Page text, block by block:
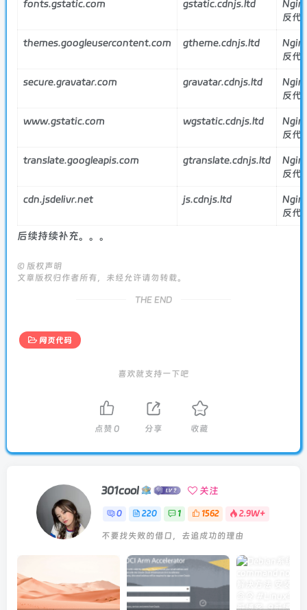
fonts.gstatic.com gstatic.cdnjs.ltd
反代
themes.googleusercontent.com gtheme.cdnjs.ltd
反代
secure.gravatar.com gravatar.cdnjs.ltd
反代
www.gstatic.com wgstatic.cdnjs.ltd
反代
translate.googleapis.com gtranslate.cdnjs.ltd
反代
cdn.jsdelivr.net js.cdnjs.ltd
反代
后续持续补充。。。
© 版权声明
文章版权归作者所有，未经允许请勿转载。
THE END
网页代码
喜欢就支持一下吧
点赞 0 分享 收藏
301cool 关注
0 220 1 1562 2.9W+
不要找失败的借口，去追成功的理由